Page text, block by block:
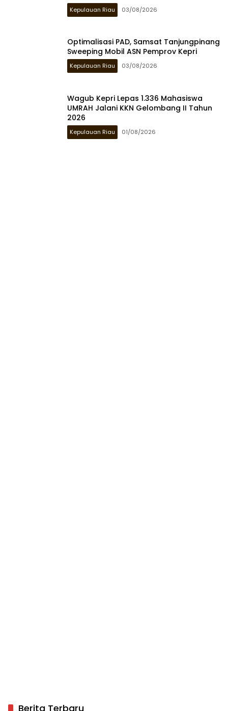
Kepulauan Riau 03/08/2026
Optimalisasi PAD, Samsat Tanjungpinang
Sweeping Mobil ASN Pemprov Kepri
Kepulauan Riau 03/08/2026
Wagub Kepri Lepas 1.336 Mahasiswa
UMRAH Jalani KKN Gelombang II Tahun
2026
Kepulauan Riau 01/08/2026
Berita Terbaru